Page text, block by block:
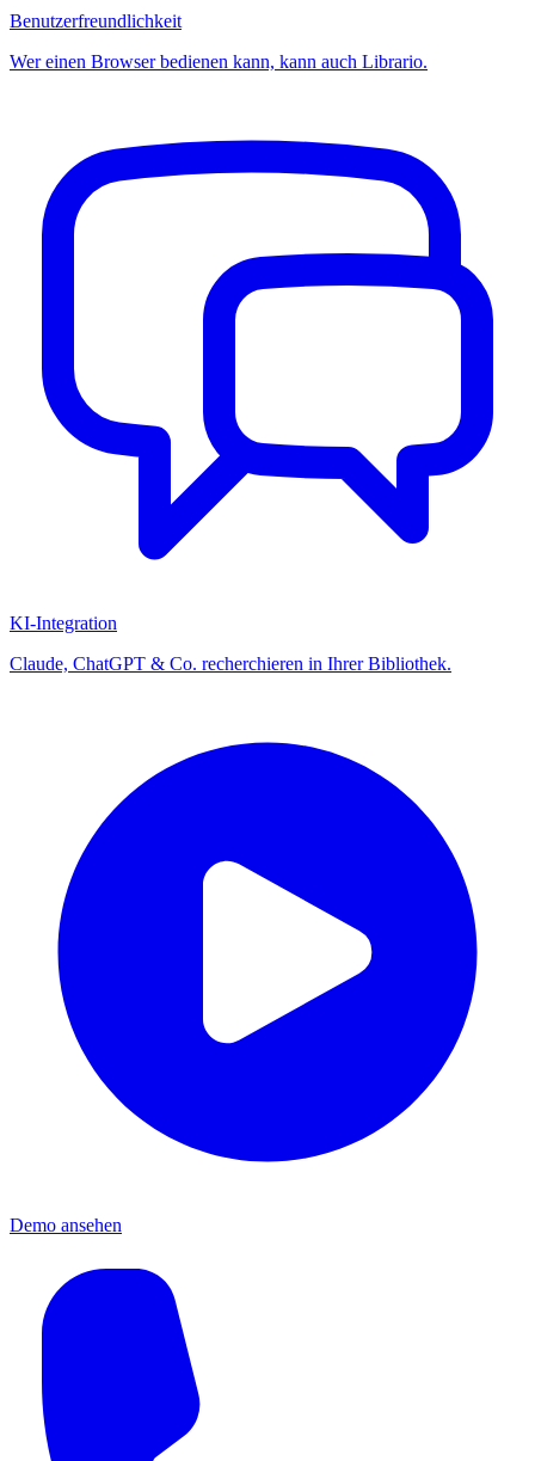
Benutzerfreundlichkeit
Wer einen Browser bedienen kann, kann auch Librario.
KI-Integration
Claude, ChatGPT & Co. recherchieren in Ihrer Bibliothek.
Demo ansehen